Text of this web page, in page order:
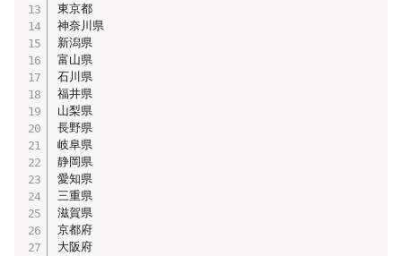
東京都
神奈川県
新潟県
富山県
石川県
福井県
山梨県
長野県
岐阜県
静岡県
愛知県
三重県
滋賀県
京都府
大阪府